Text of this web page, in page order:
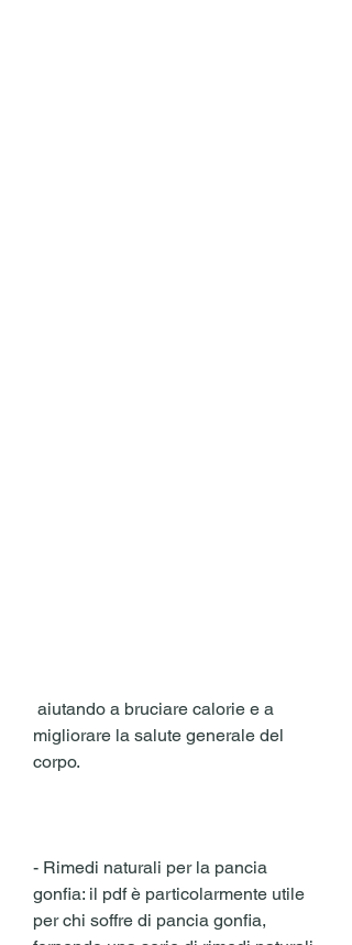
migliorare la salute generale del
corpo.
- Rimedi naturali per la pancia
gonfia: il pdf è particolarmente utile
per chi soffre di pancia gonfia,